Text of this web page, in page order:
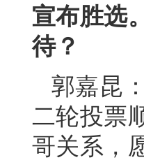
宣布胜选
待？
郭嘉昆
二轮投票
哥关系，